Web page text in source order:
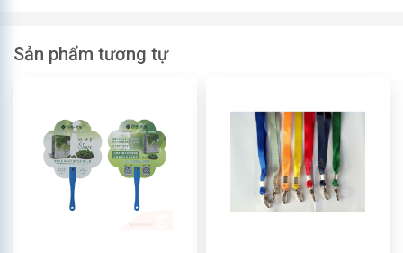
Sản phẩm tương tự